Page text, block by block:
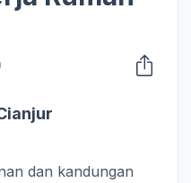
dan kandungan